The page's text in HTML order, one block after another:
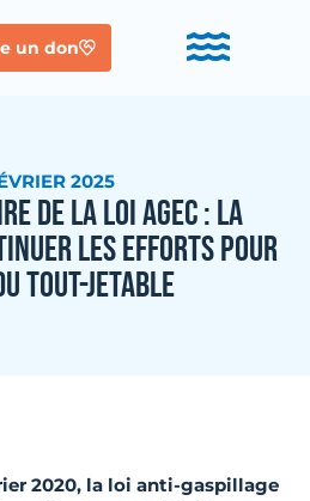
un don
2025
DE LA LOI AGEC : LA
LES EFFORTS POUR
TOUT-JETABLE
2020, la loi anti-gaspillage